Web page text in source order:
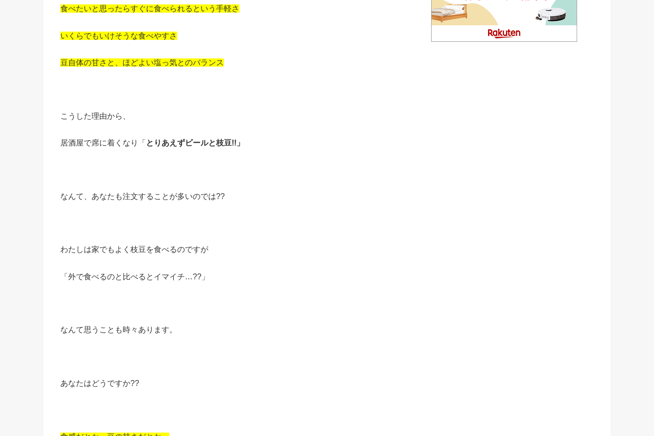
食べたいと思ったらすぐに食べられるという手軽さ
いくらでもいけそうな食べやすさ
豆自体の甘さと、ほどよい塩っ気とのバランス
こうした理由から、
居酒屋で席に着くなり「 とりあえずビールと枝豆!!」
なんて、あなたも注文することが多いのでは??
わたしは家でもよく枝豆を食べるのですが
「外で食べるのと比べるとイマイチ…??」
なんて思うことも時々あります。
あなたはどうですか??